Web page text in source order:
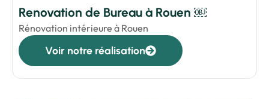
Renovation de Bureau à Rouen ￼
Rénovation intérieure à Rouen
Voir notre réalisation